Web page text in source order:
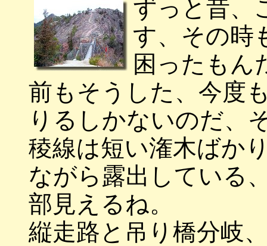
ずっと昔、
す、その時
困ったもん
前もそうした、今度
りるしかないのだ、
稜線は短い潅木ばか
ながら露出している
部見えるね。
縦走路と吊り橋分岐